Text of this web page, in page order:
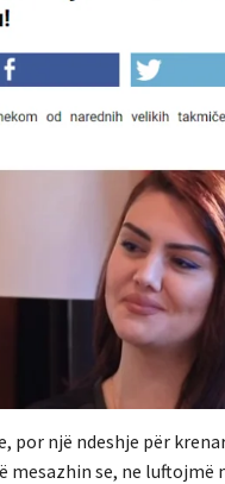
por një ndeshje për
se, ne luftojmë